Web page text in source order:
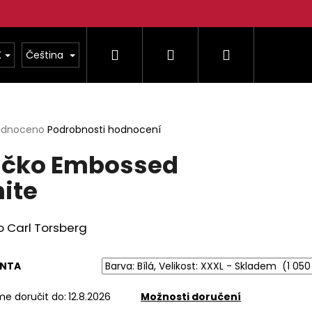
Čeština Hledat PřihlášeníNákupní
Podrobnosti hodnocení
Embossed
Carl Torsberg
doručit do: 12.8.2026 Možnosti doručení
Následující